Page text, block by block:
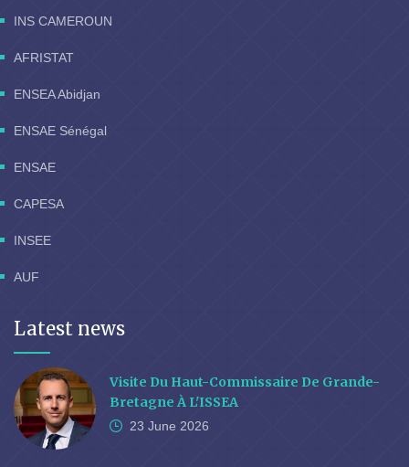
INS CAMEROUN
AFRISTAT
ENSEA Abidjan
ENSAE Sénégal
ENSAE
CAPESA
INSEE
AUF
Latest news
Visite Du Haut-Commissaire De Grande-
Bretagne À L'ISSEA
23 June 2026